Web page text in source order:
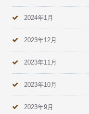
2024年1月
2023年12月
2023年11月
2023年10月
2023年9月